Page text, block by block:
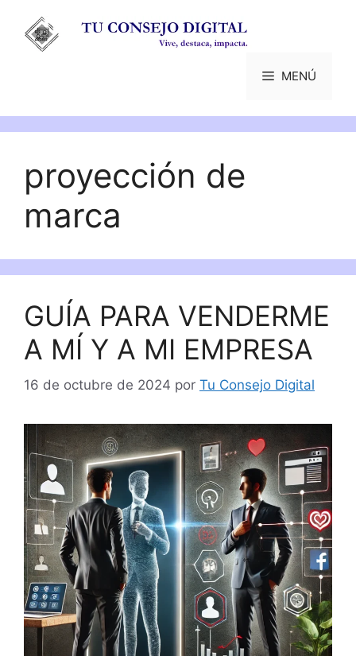
contenido
MENÚ
proyección de
marca
GUÍA PARA VENDERME
A MÍ Y A MI EMPRESA
16 de octubre de 2024 por Tu Consejo Digital